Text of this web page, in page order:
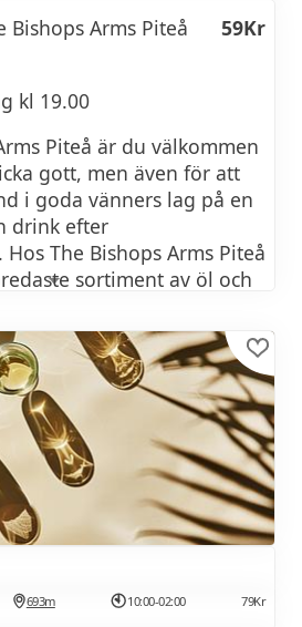
Bishops Arms Piteå
59Kr
kl 19.00
Piteå är du välkommen
gott, men även för att
i goda vänners lag på en
drink efter
The Bishops Arms Piteå
sortiment av öl och
fatöl, som till största del
och utländska
är noga utvalda och
året. Självklart
brett vin-, drink-, och
olika
och event med allt från
tap-take overs
och Pub-Quiz.
693m 10:00-02:00 79Kr